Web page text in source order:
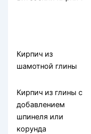
Кирпич из
шамотной глины
Кирпич из глины с
добавлением
шпинеля или
корунда